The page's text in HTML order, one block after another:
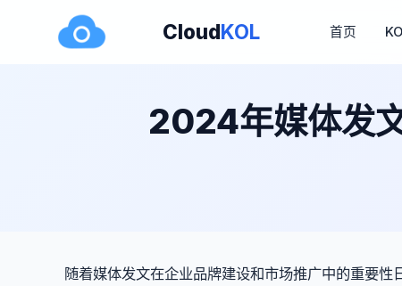
CloudKOL 首页
2024年媒体发
随着媒体发文在企业品牌建设和市场推广中的重要